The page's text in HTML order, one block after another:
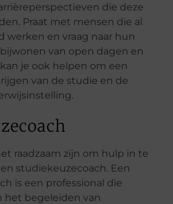
die deze
Praat met mensen die al
werken en vraag naar hun
van open dagen en
je ook helpen om een
van de studie en de
raadzaam zijn om hulp in te
studiekeuzecoach. Een
is een professional die
het begeleiden van